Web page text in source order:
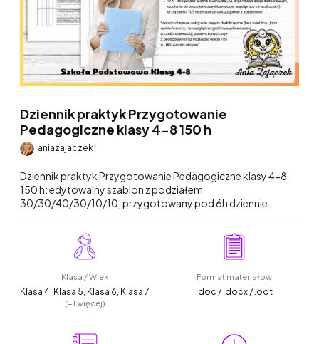
Dziennik praktyk Przygotowanie
Pedagogiczne klasy 4-8 150 h
aniazajaczek
Dziennik praktyk Przygotowanie Pedagogiczne klasy 4-8
150 h: edytowalny szablon z podziałem
30/30/40/30/10/10, przygotowany pod 6h dziennie.
Klasa / Wiek
Klasa 4, Klasa 5, Klasa 6, Klasa 7
(+1 więcej)
Format materiałów
.doc / .docx / .odt